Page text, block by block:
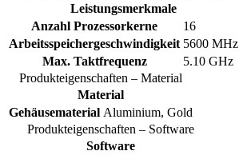
Leistungsmerkmale
Anzahl Prozessorkerne
16
Arbeitsspeichergeschwindigkeit 5600 MHz
Max. Taktfrequenz
5.10 GHz
Produkteigenschaften – Material
Material
Gehäusematerial Aluminium, Gold
Produkteigenschaften – Software
Software